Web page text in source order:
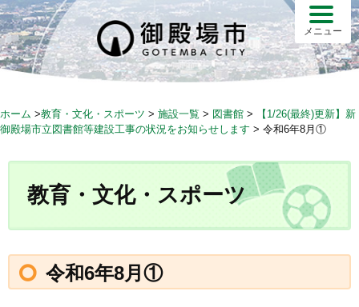
S
k
i
p
c
メニュー
ホーム >教育・文化・スポーツ > 施設一覧 > 図書館 >
【1/26(最終)更新】新
御殿場市立図書館等建設工事の状況をお知らせします > 令和6年8月①
教育・文化・スポーツ
令和6年8月①